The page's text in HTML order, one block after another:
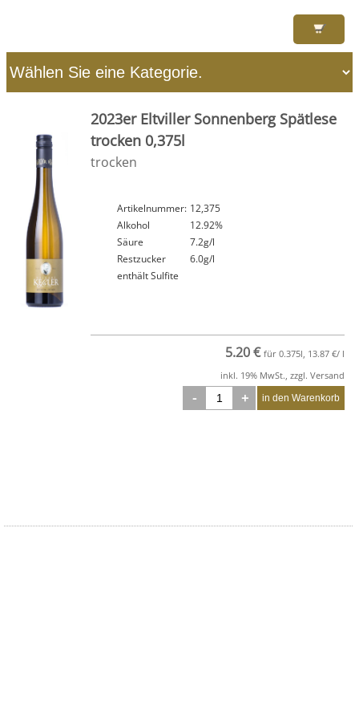
2023er Eltviller Sonnenberg Spätlese
trocken 0,375l
trocken
Artikelnummer: 12,375
Alkohol
12.92%
Säure
7.2g/l
Restzucker
6.0g/l
enthält Sulfite
5.20 € für 0.375l, 13.87 €/ l
inkl. 19% MwSt., zzgl. Versand
+
-